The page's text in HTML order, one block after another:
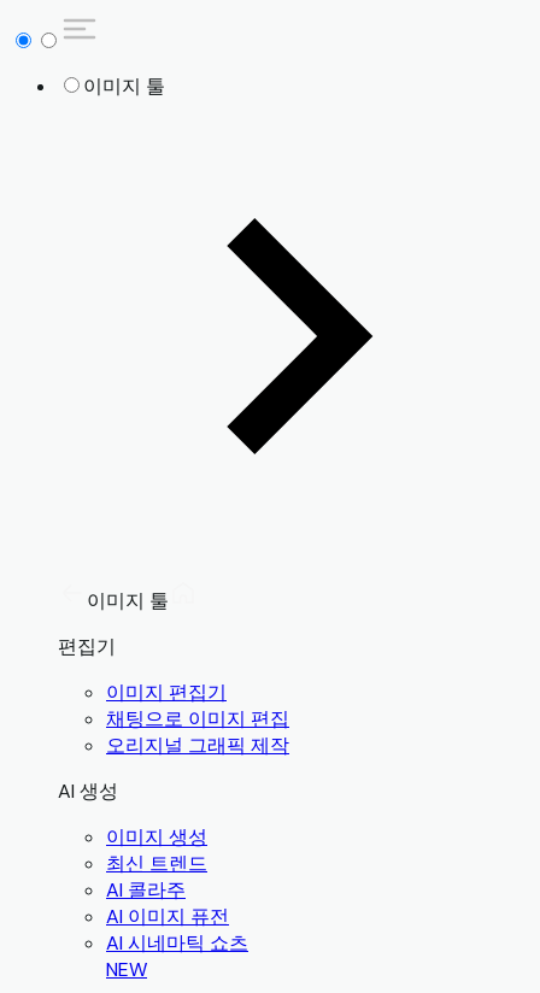
이미지 툴
이미지 툴
편집기
이미지 편집기
채팅으로 이미지 편집
오리지널 그래픽 제작
AI 생성
이미지 생성
최신 트렌드
AI 콜라주
AI 이미지 퓨전
AI 시네마틱 쇼츠
NEW